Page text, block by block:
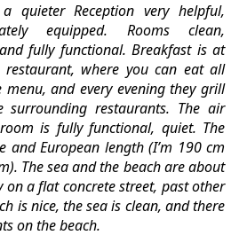
quieter Reception very helpful,
equipped. Rooms clean,
fully functional. Breakfast is at
where you can eat all
menu, and every evening they grill
restaurants. The air
is fully functional, quiet. The
and European length (I’m 190 cm
The sea and the beach are about
a flat concrete street, past other
is nice, the sea is clean, and there
on the beach.